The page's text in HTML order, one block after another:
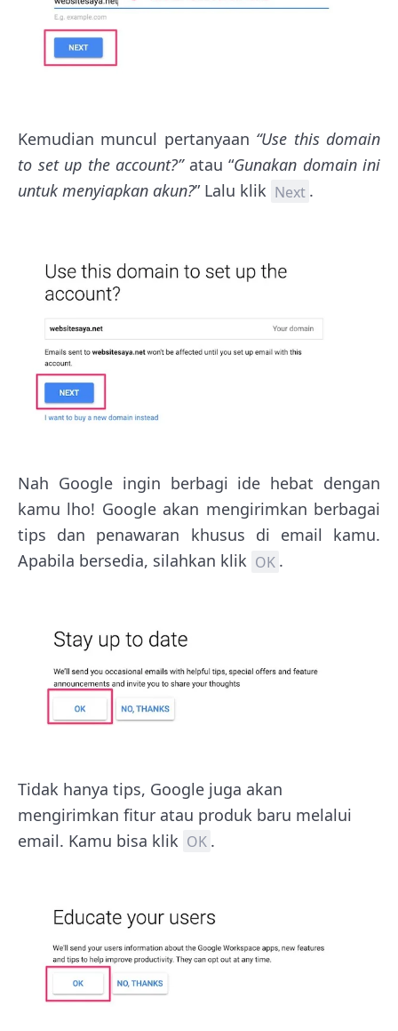
Kemudian muncul pertanyaan “Use this domain
to set up the account?”atau “Gunakan domain ini
untuk menyiapkan akun?” Lalu klik Next .
Nah Google ingin berbagi ide hebat dengan
kamu lho! Google akan mengirimkan berbagai
tips dan penawaran khusus di email kamu.
Apabila bersedia, silahkan klik OK .
Tidak hanya tips, Google juga akan
mengirimkan fitur atau produk baru melalui
email. Kamu bisa klik OK .